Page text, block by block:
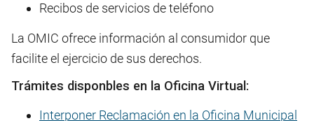
Recibos de servicios de teléfono
La OMIC ofrece información al consumidor que
facilite el ejercicio de sus derechos.
Trámites disponbles en la Oficina Virtual:
Interponer Reclamación en la Oficina Municipal